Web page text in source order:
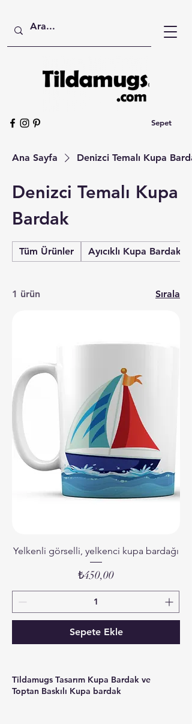
Sepet
Ana Sayfa Denizci Temalı Kupa
Denizci Temalı Kupa
Bardak
Tüm Ürünler Ayıcıklı Kupa Bardak
1 ürün Sırala
Yelkenli görselli, yelkenci kupa bardağı
Fiyat
₺450,00
Sepete Ekle
Tildamugs Tasarım Kupa Bardak ve
Toptan Baskılı Kupa bardak